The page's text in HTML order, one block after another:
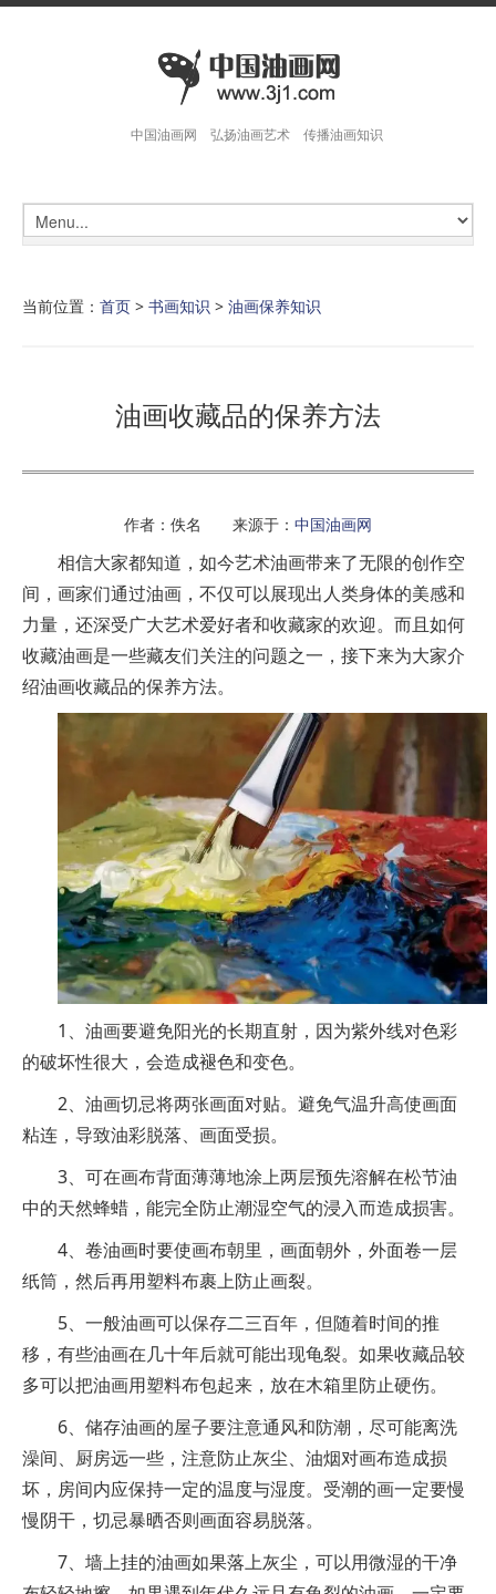
中国油画网 弘扬油画艺术 传播油画知识
当前位置： 首页 > 书画知识 > 油画保养知识
油画收藏品的保养方法
作者：佚名 来源于： 中国油画网
相信大家都知道，如今艺术油画带来了无限的创作空
间，画家们通过油画，不仅可以展现出人类身体的美感和
力量，还深受广大艺术爱好者和收藏家的欢迎。而且如何
收藏油画是一些藏友们关注的问题之一，接下来为大家介
绍油画收藏品的保养方法。
1、油画要避免阳光的长期直射，因为紫外线对色彩
的破坏性很大，会造成褪色和变色。
2、油画切忌将两张画面对贴。避免气温升高使画面
粘连，导致油彩脱落、画面受损。
3、可在画布背面薄薄地涂上两层预先溶解在松节油
中的天然蜂蜡，能完全防止潮湿空气的浸入而造成损害。
4、卷油画时要使画布朝里，画面朝外，外面卷一层
纸筒，然后再用塑料布裹上防止画裂。
5、一般油画可以保存二三百年，但随着时间的推
移，有些油画在几十年后就可能出现龟裂。如果收藏品较
多可以把油画用塑料布包起来，放在木箱里防止硬伤。
6、储存油画的屋子要注意通风和防潮，尽可能离洗
澡间、厨房远一些，注意防止灰尘、油烟对画布造成损
坏，房间内应保持一定的温度与湿度。受潮的画一定要慢
慢阴干，切忌暴晒否则画面容易脱落。
7、墙上挂的油画如果落上灰尘，可以用微湿的干净